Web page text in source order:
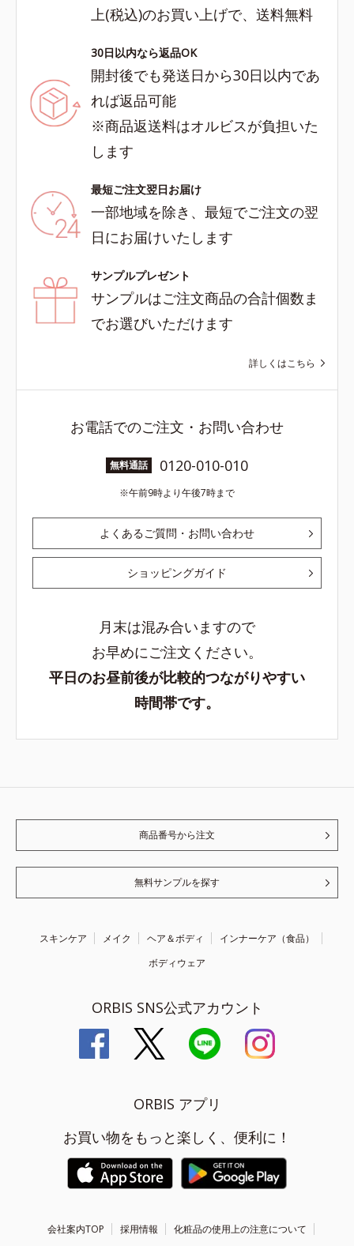
上(税込)のお買い上げで、送料無料
30日以内なら返品OK
開封後でも発送日から30日以内であ
れば返品可能
※商品返送料はオルビスが負担いた
します
最短ご注文翌日お届け
一部地域を除き、最短でご注文の翌
日にお届けいたします
サンプルプレゼント
サンプルはご注文商品の合計個数ま
でお選びいただけます
詳しくはこちら
お電話でのご注文・お問い合わせ
無料通話 0120-010-010
午前9時より午後7時まで
よくあるご質問・お問い合わせ
ショッピングガイド
月末は混み合いますので
お早めにご注文ください。
平日のお昼前後が比較的つながりやすい
時間帯です。
商品番号から注文
無料サンプルを探す
スキンケア メイク ヘア＆ボディ
インナーケア（食品）
ボディウェア
ORBIS SNS公式アカウント
ORBIS アプリ
お買い物をもっと楽しく、便利に！
会社案内TOP 採用情報 化粧品の使用上の注意について